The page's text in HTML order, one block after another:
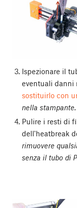
Ispezionare il
eventuali danni
sostituirlo con
nella stampante.
Pulire i resti di
dell'heatbreak
rimuovere
senza il tubo di